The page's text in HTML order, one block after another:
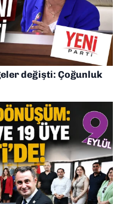
değişti: Çoğunluk